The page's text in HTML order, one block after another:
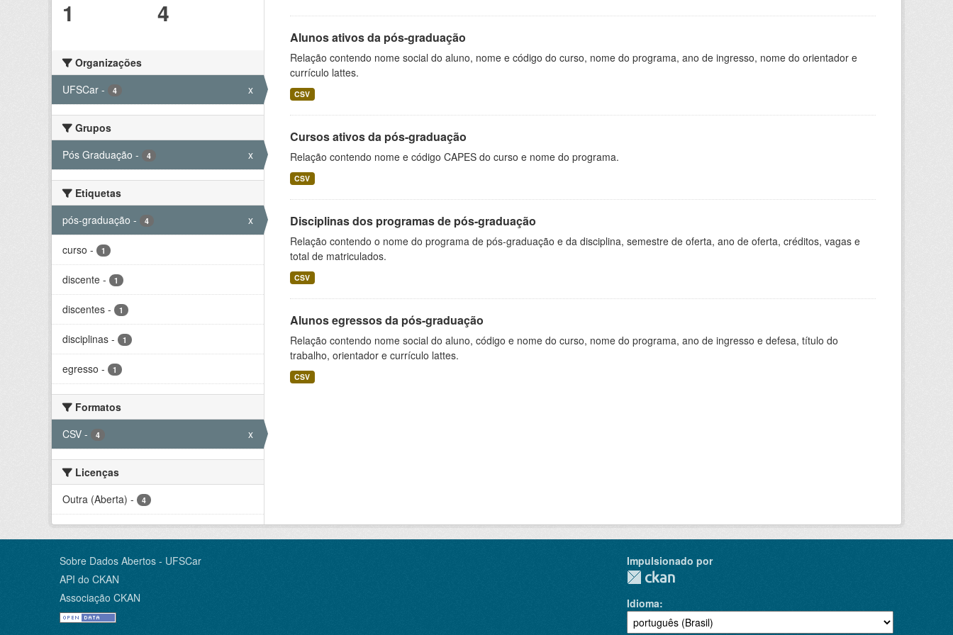
1 4
Organizações
UFSCar - 4 x
Grupos
Pós Graduação - 4 x
Etiquetas
pós-graduação - 4 x
curso - 1
discente - 1
discentes - 1
disciplinas - 1
egresso - 1
Formatos
CSV - 4 x
Licenças
Outra (Aberta) - 4
Alunos ativos da pós-graduação
Relação contendo nome social do aluno, nome e código do curso, nome do programa, ano de ingresso, nome do orientador e
currículo lattes.
CSV
Cursos ativos da pós-graduação
Relação contendo nome e código CAPES do curso e nome do programa.
CSV
Disciplinas dos programas de pós-graduação
Relação contendo o nome do programa de pós-graduação e da disciplina, semestre de oferta, ano de oferta, créditos, vagas e
total de matriculados.
CSV
Alunos egressos da pós-graduação
Relação contendo nome social do aluno, código e nome do curso, nome do programa, ano de ingresso e defesa, título do
trabalho, orientador e currículo lattes.
CSV
Sobre Dados Abertos - UFSCar
API do CKAN
Associação CKAN
Impulsionado por
Idioma